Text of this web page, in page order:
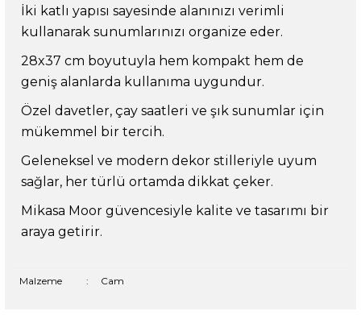
İki katlı yapısı sayesinde alanınızı verimli
kullanarak sunumlarınızı organize eder.
28x37 cm boyutuyla hem kompakt hem de
geniş alanlarda kullanıma uygundur.
Özel davetler, çay saatleri ve şık sunumlar için
mükemmel bir tercih.
Geleneksel ve modern dekor stilleriyle uyum
sağlar, her türlü ortamda dikkat çeker.
Mikasa Moor güvencesiyle kalite ve tasarımı bir
araya getirir.
Malzeme : Cam